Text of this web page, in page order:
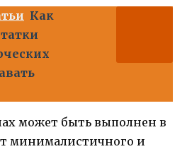
Как
может быть выполнен в
минималистичного и